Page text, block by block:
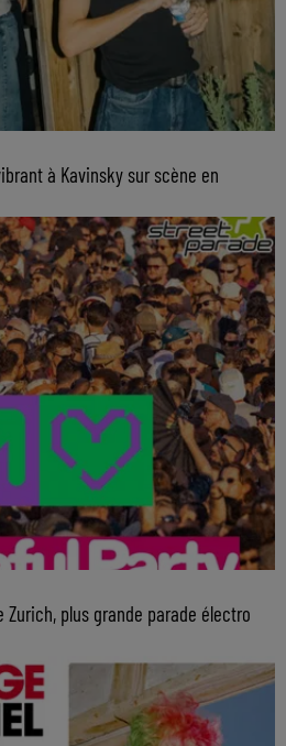
à Kavinsky sur scène en
Zurich, plus grande parade électro